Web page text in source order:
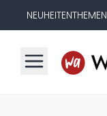
NEUHEITENTHEMEN